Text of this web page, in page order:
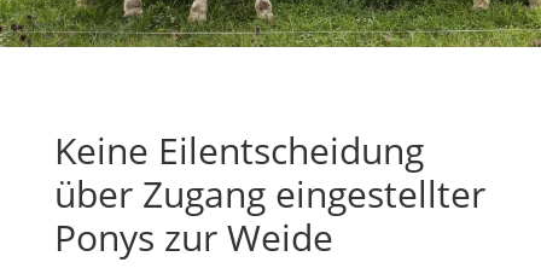
Keine Eilentscheidung
über Zugang eingestellter
Ponys zur Weide